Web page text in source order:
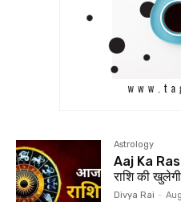
Astrology
Aaj Ka
राशि की
Divya Rai -